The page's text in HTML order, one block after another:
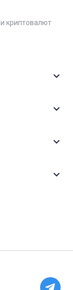
криптовалют